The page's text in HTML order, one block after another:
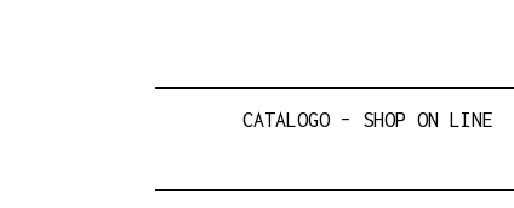
CATALOGO – SHOP ON LINE